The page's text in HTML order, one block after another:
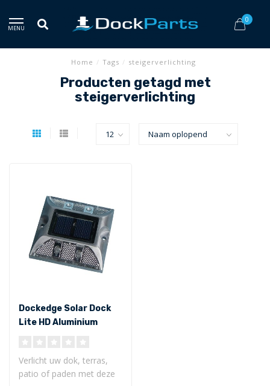
MENU
0
Home / Tags / steigerverlichting
Producten getagd met
steigerverlichting
Dockedge Solar Dock
Lite HD Aluminium
Verlicht uw dok, terras,
patio of paden met deze